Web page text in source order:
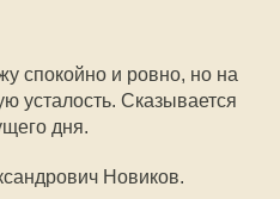
спокойно и ровно, но на
усталость. Сказывается
дня.
Новиков.